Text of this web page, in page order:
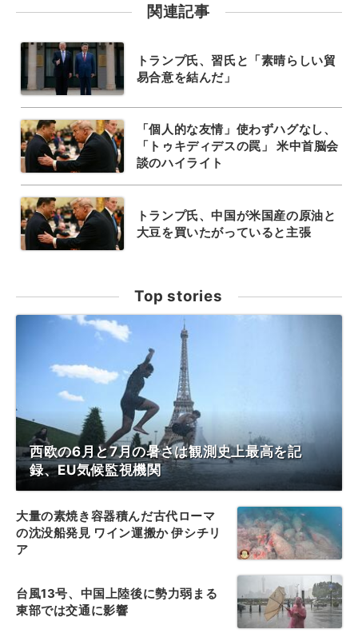
関連記事
トランプ氏、習氏と「素晴らしい貿
易合意を結んだ」
「個人的な友情」使わずハグなし、
「トゥキディデスの罠」 米中首脳会
談のハイライト
トランプ氏、中国が米国産の原油と
大豆を買いたがっていると主張
Top stories
西欧の6月と7月の暑さは観測史上最高を記
録、EU気候監視機関
大量の素焼き容器積んだ古代ローマ
の沈没船発見 ワイン運搬か 伊シチリ
ア
台風13号、中国上陸後に勢力弱まる
東部では交通に影響